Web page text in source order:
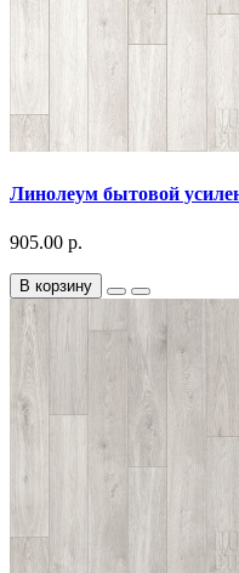
Линолеум бытовой
905.00 р.
В корзину